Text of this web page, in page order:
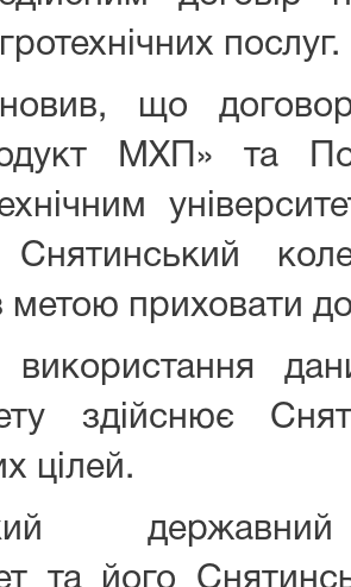
послуг.
що
МХП» та
Снятинський
метою приховати
використання
здійснює
цілей.
та його